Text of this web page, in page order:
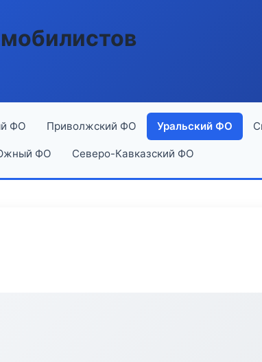
ФО Приволжский ФО Уральский ФО
ФО Северо-Кавказский ФО